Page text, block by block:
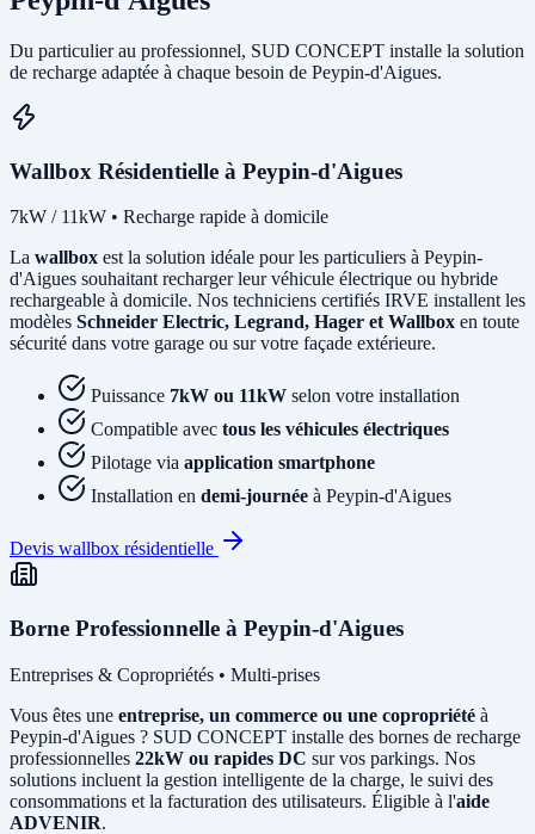
Du particulier au professionnel, SUD CONCEPT installe la solution
de recharge adaptée à chaque besoin de Peypin-d'Aigues.
Wallbox Résidentielle à Peypin-d'Aigues
7kW / 11kW • Recharge rapide à domicile
La wallbox est la solution idéale pour les particuliers à Peypin-
d'Aigues souhaitant recharger leur véhicule électrique ou hybride
rechargeable à domicile. Nos techniciens certifiés IRVE installent les
modèles Schneider Electric, Legrand, Hager et Wallbox en toute
sécurité dans votre garage ou sur votre façade extérieure.
Puissance 7kW ou 11kW selon votre installation
Compatible avec tous les véhicules électriques
Pilotage via application smartphone
Installation en demi-journée à Peypin-d'Aigues
Devis wallbox résidentielle
Borne Professionnelle à Peypin-d'Aigues
Entreprises & Copropriétés • Multi-prises
Vous êtes une entreprise, un commerce ou une copropriété à
Peypin-d'Aigues ? SUD CONCEPT installe des bornes de recharge
professionnelles 22kW ou rapides DC sur vos parkings. Nos
solutions incluent la gestion intelligente de la charge, le suivi des
consommations et la facturation des utilisateurs. Éligible à l'aide
ADVENIR.